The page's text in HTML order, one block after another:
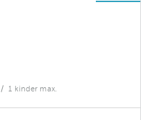
/ 1 kinder max.